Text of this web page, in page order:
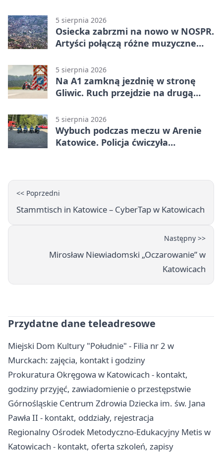
5 sierpnia 2026
Osiecka zabrzmi na nowo w NOSPR.
Artyści połączą różne muzyczne
5 sierpnia 2026
Na A1 zamkną jezdnię w stronę
Gliwic. Ruch przejdzie na drugą
5 sierpnia 2026
Wybuch podczas meczu w Arenie
Katowice. Policja ćwiczyła
<< Poprzedni
Stammtisch in Katowice – CyberTap w Katowicach
Następny >>
Mirosław Niewiadomski „Oczarowanie” w
Katowicach
Przydatne dane teleadresowe
Miejski Dom Kultury "Południe" - Filia nr 2 w
Murckach: zajęcia, kontakt i godziny
Prokuratura Okręgowa w Katowicach - kontakt,
godziny przyjęć, zawiadomienie o przestępstwie
Górnośląskie Centrum Zdrowia Dziecka im. św. Jana
Pawła II - kontakt, oddziały, rejestracja
Regionalny Ośrodek Metodyczno-Edukacyjny Metis w
Katowicach - kontakt, oferta szkoleń, zapisy